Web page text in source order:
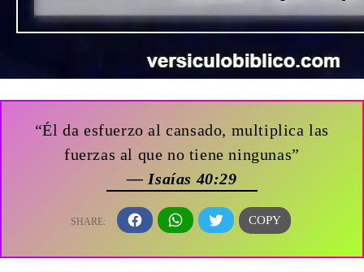
“Él da esfuerzo al cansado, multiplica las
fuerzas al que no tiene ningunas”
— Isaías 40:29